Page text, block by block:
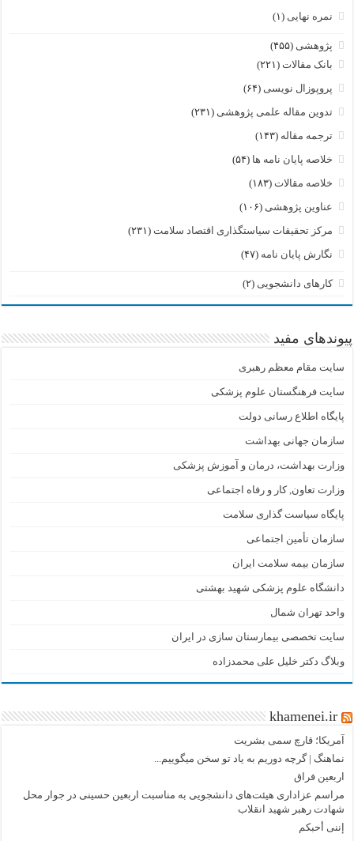
نمره نهایی (۱)
پژوهشی (۴۵۵)
بانک مقالات (۲۲۱)
پروپوزال نویسی (۶۴)
تدوین مقاله علمی پژوهشی (۲۳۱)
ترجمه مقاله (۱۴۳)
خلاصه پایان نامه ها (۵۴)
خلاصه مقالات (۱۸۳)
عناوین پژوهشی (۱۰۶)
مرکز تحقیقات سیاستگذاری اقتصاد سلامت (۲۳۱)
نگارش پایان نامه (۴۷)
کارهای دانشجویی (۲)
پیوندهای مفید
سایت مقام معظم رهبری
سایت فرهنگستان علوم پزشکی
پایگاه اطلاع رسانی دولت
سازمان جهانی بهداشت
وزارت بهداشت، درمان و آموزش پزشکی
وزارت تعاون, کار و رفاه اجتماعی
پایگاه سیاست گذاری سلامت
سازمان تأمین اجتماعی
سازمان بیمه سلامت ایران
دانشگاه علوم پزشکی شهید بهشتی
واحد تهران شمال
سایت تخصصی بیمارستان سازی در ایران
وبلاگ دکتر خلیل علی محمدزاده
khamenei.ir
آمریکا؛ قارچ سمی بشریت
نماهنگ |‌ گرچه دوریم به یاد تو سخن میگوییم...
اربعین فراق
مراسم عزاداری هیئت‌های دانشجویی به مناسبت اربعین حسینی در جوار محل
شهادت رهبر شهید انقلاب
إننی أحبکم